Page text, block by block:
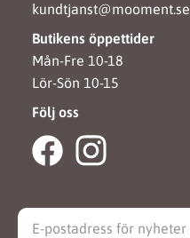
kundtjanst@mooment.se
Butikens öppettider
Mån-Fre 10-18
Lör-Sön 10-15
Följ oss